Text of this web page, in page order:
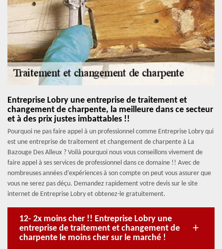
Entreprise Lobry une entreprise de traitement et
changement de charpente, la meilleure dans ce secteur
et à des prix justes imbattables !!
Pourquoi ne pas faire appel à un professionnel comme Entreprise Lobry qui
est une entreprise de traitement et changement de charpente à La
Bazouge Des Alleux ? Voilà pourquoi nous vous conseillons vivement de
faire appel à ses services de professionnel dans ce domaine !! Avec de
nombreuses années d’expériences à son compte on peut vous assurer que
vous ne serez pas déçu. Demandez rapidement votre devis sur le site
internet de Entreprise Lobry et obtenez-le gratuitement.
12- 2x moins cher !! Entreprise Lobry une
entreprise de traitement et changement de
charpente le moins cher sur le marché !